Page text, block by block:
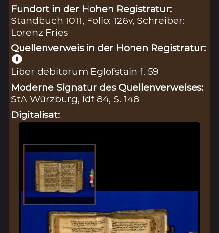
Fundort in der Hohen Registratur:
Standbuch 1011, Folio: 126v, Schreiber:
Lorenz Fries
Quellenverweis in der Hohen Registratur:
Liber debitorum Eglofstain f. 59
Moderne Signatur des Quellenverweises:
StA Würzburg, ldf 84, S. 148
Digitalisat: